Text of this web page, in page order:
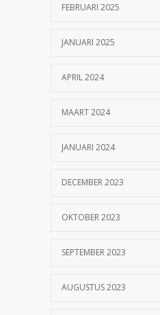
FEBRUARI 2025
JANUARI 2025
APRIL 2024
MAART 2024
JANUARI 2024
DECEMBER 2023
OKTOBER 2023
SEPTEMBER 2023
AUGUSTUS 2023